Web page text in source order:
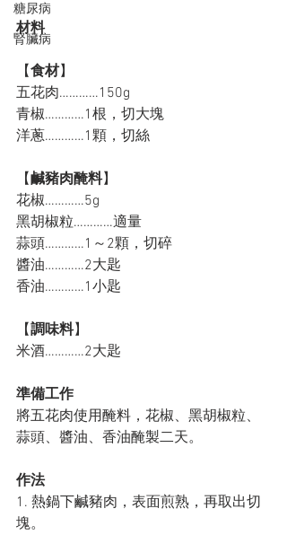
糖尿病
腎臟病
材料
【食材】
五花肉…………150g
青椒…………1根，切大塊
洋蔥…………1顆，切絲
【鹹豬肉醃料】
花椒…………5g
黑胡椒粒…………適量
蒜頭…………1～2顆，切碎
醬油…………2大匙
香油…………1小匙
【調味料】
米酒…………2大匙
準備工作
將五花肉使用醃料，花椒、黑胡椒粒、
蒜頭、醬油、香油醃製二天。
作法
1. 熱鍋下鹹豬肉，表面煎熟，再取出切
塊。